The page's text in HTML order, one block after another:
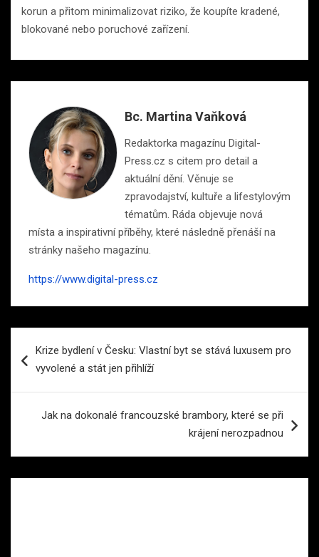
korun a přitom minimalizovat riziko, že koupíte kradené,
blokované nebo poruchové zařízení.
Bc. Martina Vaňková
Redaktorka magazínu Digital-
Press.cz s citem pro detail a
aktuální dění. Věnuje se
zpravodajství, kultuře a lifestylovým
tématům. Ráda objevuje nová
místa a inspirativní příběhy, které následně přenáší na
stránky našeho magazínu.
https://www.digital-press.cz
proKrize bydlení v Česku: Vlastní byt se stává luxusem pro
vyvolené a stát jen přihlíží
Jak na dokonalé francouzské brambory, které se při
krájení nerozpadnou